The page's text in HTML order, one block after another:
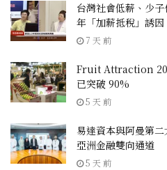
台灣社會低薪、少
年「加薪抵稅」誘因
7 天 前
Fruit Attraction
已突破 90%
5 天 前
易達資本與阿曼第
亞洲金融雙向通道
5 天 前